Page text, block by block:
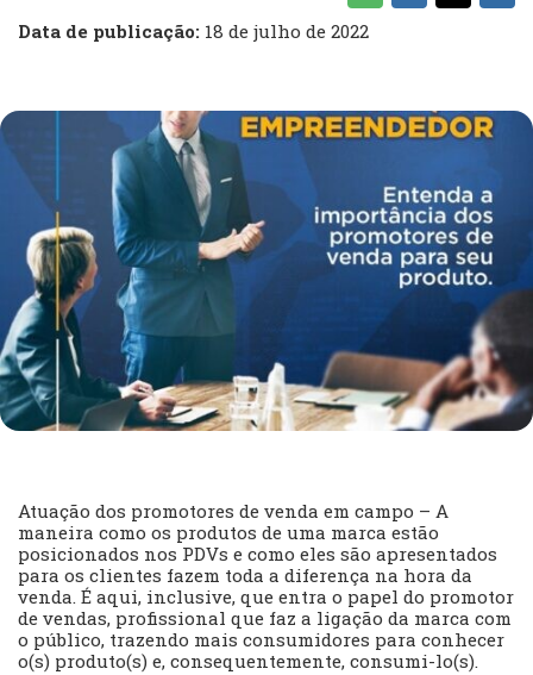
Data de publicação: 18 de julho de 2022
Atuação dos promotores de venda em campo – A
maneira como os produtos de uma marca estão
posicionados nos PDVs e como eles são apresentados
para os clientes fazem toda a diferença na hora da
venda. É aqui, inclusive, que entra o papel do promotor
de vendas, profissional que faz a ligação da marca com
o público, trazendo mais consumidores para conhecer
o(s) produto(s) e, consequentemente, consumi-lo(s).